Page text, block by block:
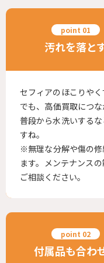
汚れを落と
セフィアのほこりや
でも、高価買取につ
普段から水洗いする
すね。
※無理な分解や傷の修
ます。メンテナンス
ご相談ください。
付属品も合わ